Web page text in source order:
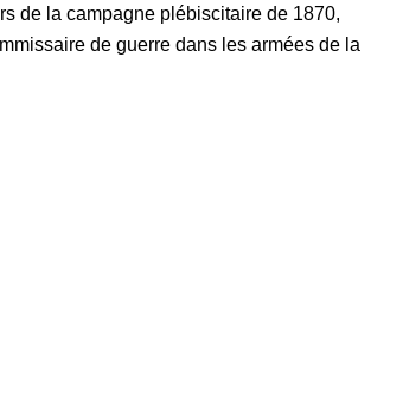
de la campagne plébiscitaire de 1870,
de guerre dans les armées de la